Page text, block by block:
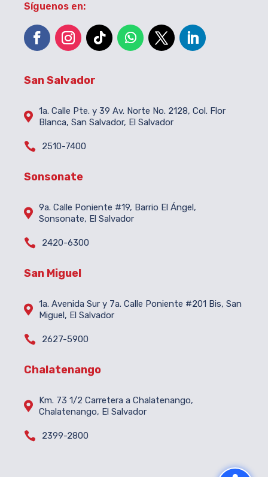
Síguenos en:
San Salvador
 1a. Calle Pte. y 39 Av. Norte No. 2128, Col. Flor
Blanca, San Salvador, El Salvador
 2510-7400
Sonsonate
 9a. Calle Poniente #19, Barrio El Ángel,
Sonsonate, El Salvador
 2420-6300
San Miguel
 1a. Avenida Sur y 7a. Calle Poniente #201 Bis, San
Miguel, El Salvador
 2627-5900
Chalatenango

Km. 73 1/2 Carretera a Chalatenango,
Chalatenango, El Salvador
 2399-2800